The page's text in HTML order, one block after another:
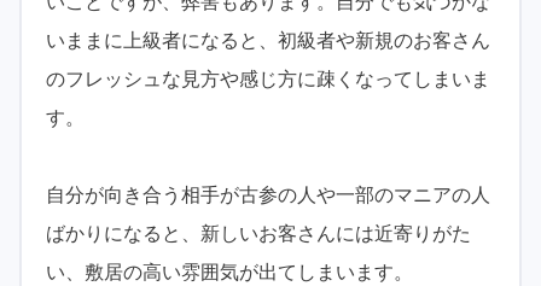
いままに上級者になると、初級者や新規のお客さん
のフレッシュな見方や感じ方に疎くなってしまいま
す。
自分が向き合う相手が古参の人や一部のマニアの人
ばかりになると、新しいお客さんには近寄りがた
い、敷居の高い雰囲気が出てしまいます。